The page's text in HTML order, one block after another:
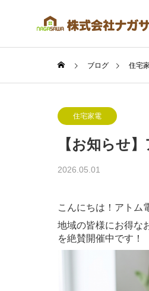
事業内容
ブログ 住宅
住宅家電
【お知らせ
2026.05.01
こんにちは！アトム
地域の皆様にお得な
を絶賛開催中です！